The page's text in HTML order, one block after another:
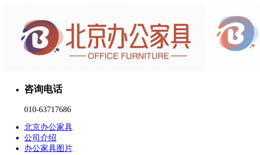
咨询电话
010-63717686
北京办公家具
公司介绍
办公家具图片